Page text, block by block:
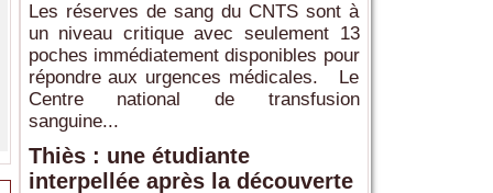
Les réserves de sang du CNTS sont à
un niveau critique avec seulement 13
poches immédiatement disponibles pour
répondre aux urgences médicales. Le
Centre national de transfusion
sanguine...
Thiès : une étudiante
interpellée après la découverte